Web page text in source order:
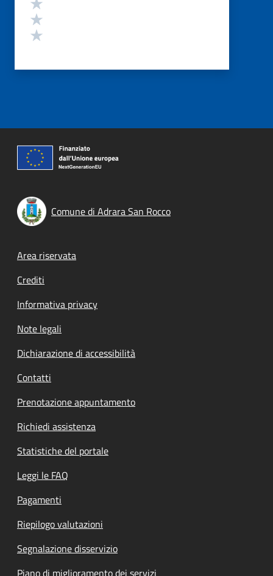
Comune di Adrara San Rocco
Footer menu
Area riservata
Crediti
Informativa privacy
Note legali
Dichiarazione di accessibilità
Contatti
Prenotazione appuntamento
Richiedi assistenza
Statistiche del portale
Leggi le FAQ
Pagamenti
Riepilogo valutazioni
Segnalazione disservizio
Piano di miglioramento dei servizi